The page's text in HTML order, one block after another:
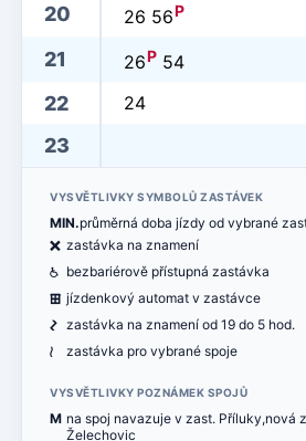
20 26 56P
21 26P 54
22 24
23
VYSVĚTLIVKY SYMBOLŮ ZASTÁVEK
MIN.průměrná doba jízdy od vybrané
ë zastávka na znamení
@ bezbariérově přístupná zastávka
æ jízdenkový automat v zastávce
ó zastávka na znamení od 19 do 5 hod.
< zastávka pro vybrané spoje
VYSVĚTLIVKY POZNÁMEK SPOJŮ
M na spoj navazuje v zast. Příluky,nová
Želechovic